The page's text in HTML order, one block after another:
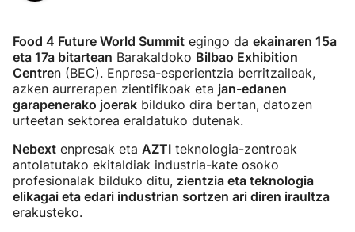
Food 4 Future World Summit egingo da ekainaren 15a
eta 17a bitartean Barakaldoko Bilbao Exhibition
Centren (BEC). Enpresa-esperientzia berritzaileak,
azken aurrerapen zientifikoak eta jan-edanen
garapenerako joerak bilduko dira bertan, datozen
urteetan sektorea eraldatuko dutenak.
Nebext enpresak eta AZTI teknologia-zentroak
antolatutako ekitaldiak industria-kate osoko
profesionalak bilduko ditu, zientzia eta teknologia
elikagai eta edari industrian sortzen ari diren iraultza
erakusteko.